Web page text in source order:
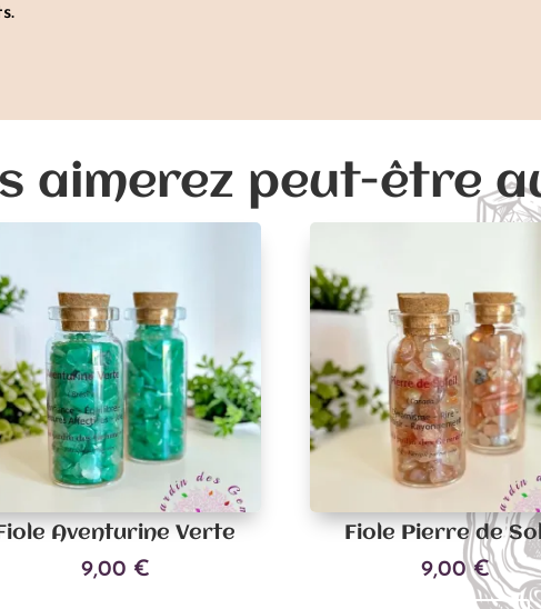
aimerez peut-être
Aventurine Verte
9,00 €
Fiole Pierre de
9,00€